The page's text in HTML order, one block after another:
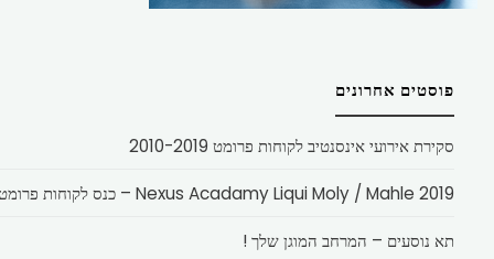
פוסטים אחרונים
סקירת אירועי אינסנטיב לקוחות פרומט 2010-2019
Nexus Acadamy Liqui Moly / Mahle 2019 – כנס לקוחות פרומט
תא נוסעים – המרחב המוגן שלך !